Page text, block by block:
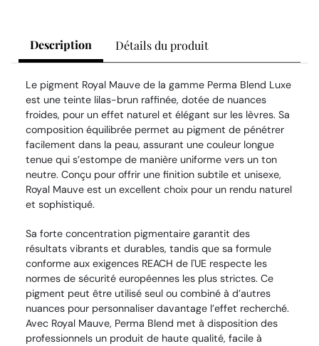
Description Détails du produit
Le pigment Royal Mauve de la gamme Perma Blend Luxe
est une teinte lilas-brun raffinée, dotée de nuances
froides, pour un effet naturel et élégant sur les lèvres. Sa
composition équilibrée permet au pigment de pénétrer
facilement dans la peau, assurant une couleur longue
tenue qui s’estompe de manière uniforme vers un ton
neutre. Conçu pour offrir une finition subtile et unisexe,
Royal Mauve est un excellent choix pour un rendu naturel
et sophistiqué.
Sa forte concentration pigmentaire garantit des
résultats vibrants et durables, tandis que sa formule
conforme aux exigences REACH de l'UE respecte les
normes de sécurité européennes les plus strictes. Ce
pigment peut être utilisé seul ou combiné à d’autres
nuances pour personnaliser davantage l’effet recherché.
Avec Royal Mauve, Perma Blend met à disposition des
professionnels un produit de haute qualité, facile à